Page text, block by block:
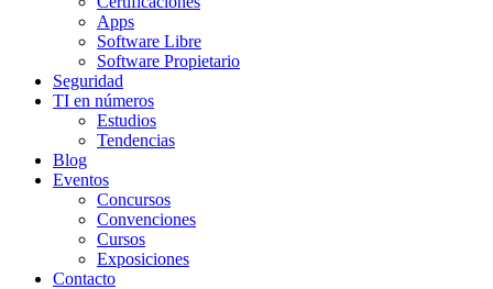
Apps
Software Libre
Software Propietario
Seguridad
TI en números
Estudios
Tendencias
Blog
Eventos
Concursos
Convenciones
Cursos
Exposiciones
Contacto